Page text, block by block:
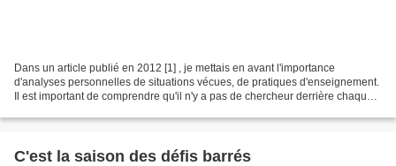
Dans un article publié en 2012 [1] , je mettais en avant l'importance
d'analyses personnelles de situations vécues, de pratiques d'enseignement.
Il est important de comprendre qu'il n'y a pas de chercheur derrière chaque
C'est la saison des défis barrés